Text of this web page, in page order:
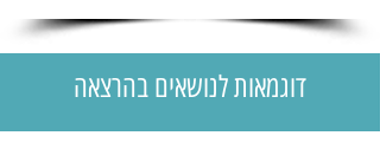
דוגמאות לנושאים בהרצאה